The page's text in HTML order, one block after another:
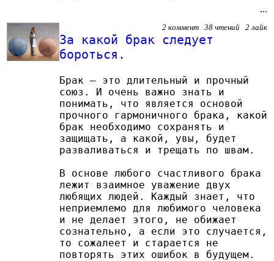
...
2 коммент 38 чтений 2 лайк
За какой брак следует
бороться.
Брак – это длительный и прочный
союз. И очень важно знать и
понимать, что является основой
прочного гармоничного брака, какой
брак необходимо сохранять и
защищать, а какой, увы, будет
разваливаться и трещать по швам.
В основе любого счастливого брака
лежит взаимное уважение двух
любящих людей. Каждый знает, что
неприемлемо для любимого человека
и не делает этого, не обижает
сознательно, а если это случается,
то сожалеет и старается не
повторять этих ошибок в будущем.